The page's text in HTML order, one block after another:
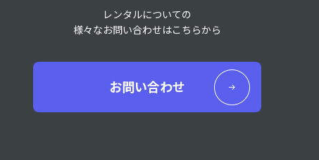
レンタルについての
様々なお問い合わせはこちらから
お問い合わせ